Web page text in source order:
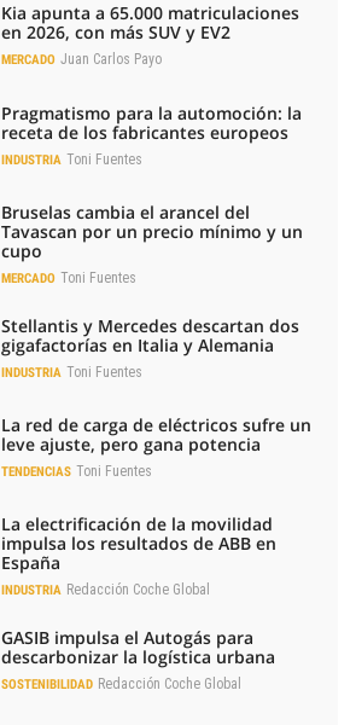
Kia apunta a 65.000 matriculaciones
en 2026, con más SUV y EV2
MERCADO Juan Carlos Payo
Pragmatismo para la automoción: la
receta de los fabricantes europeos
INDUSTRIA Toni Fuentes
Bruselas cambia el arancel del
Tavascan por un precio mínimo y un
cupo
MERCADO Toni Fuentes
Stellantis y Mercedes descartan dos
gigafactorías en Italia y Alemania
INDUSTRIA Toni Fuentes
La red de carga de eléctricos sufre un
leve ajuste, pero gana potencia
TENDENCIAS Toni Fuentes
La electrificación de la movilidad
impulsa los resultados de ABB en
España
INDUSTRIA Redacción Coche Global
GASIB impulsa el Autogás para
descarbonizar la logística urbana
SOSTENIBILIDAD Redacción Coche Global